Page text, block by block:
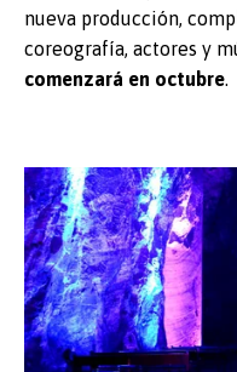
nueva producción,
coreografía, actores y
comenzará en octubre.